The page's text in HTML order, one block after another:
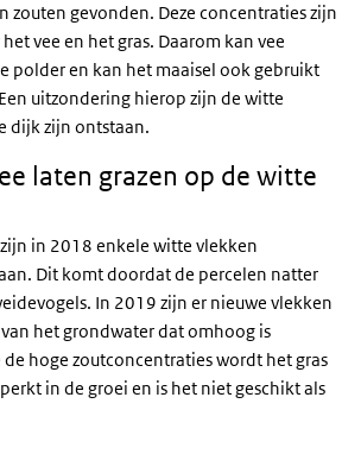
zouten gevonden. Deze concentraties zijn
vee en het gras. Daarom kan vee
polder en kan het maaisel ook gebruikt
uitzondering hierop zijn de witte
dijk zijn ontstaan.
laten grazen op de witte
in 2018 enkele witte vlekken
Dit komt doordat de percelen natter
In 2019 zijn er nieuwe vlekken
het grondwater dat omhoog is
hoge zoutconcentraties wordt het gras
in de groei en is het niet geschikt als